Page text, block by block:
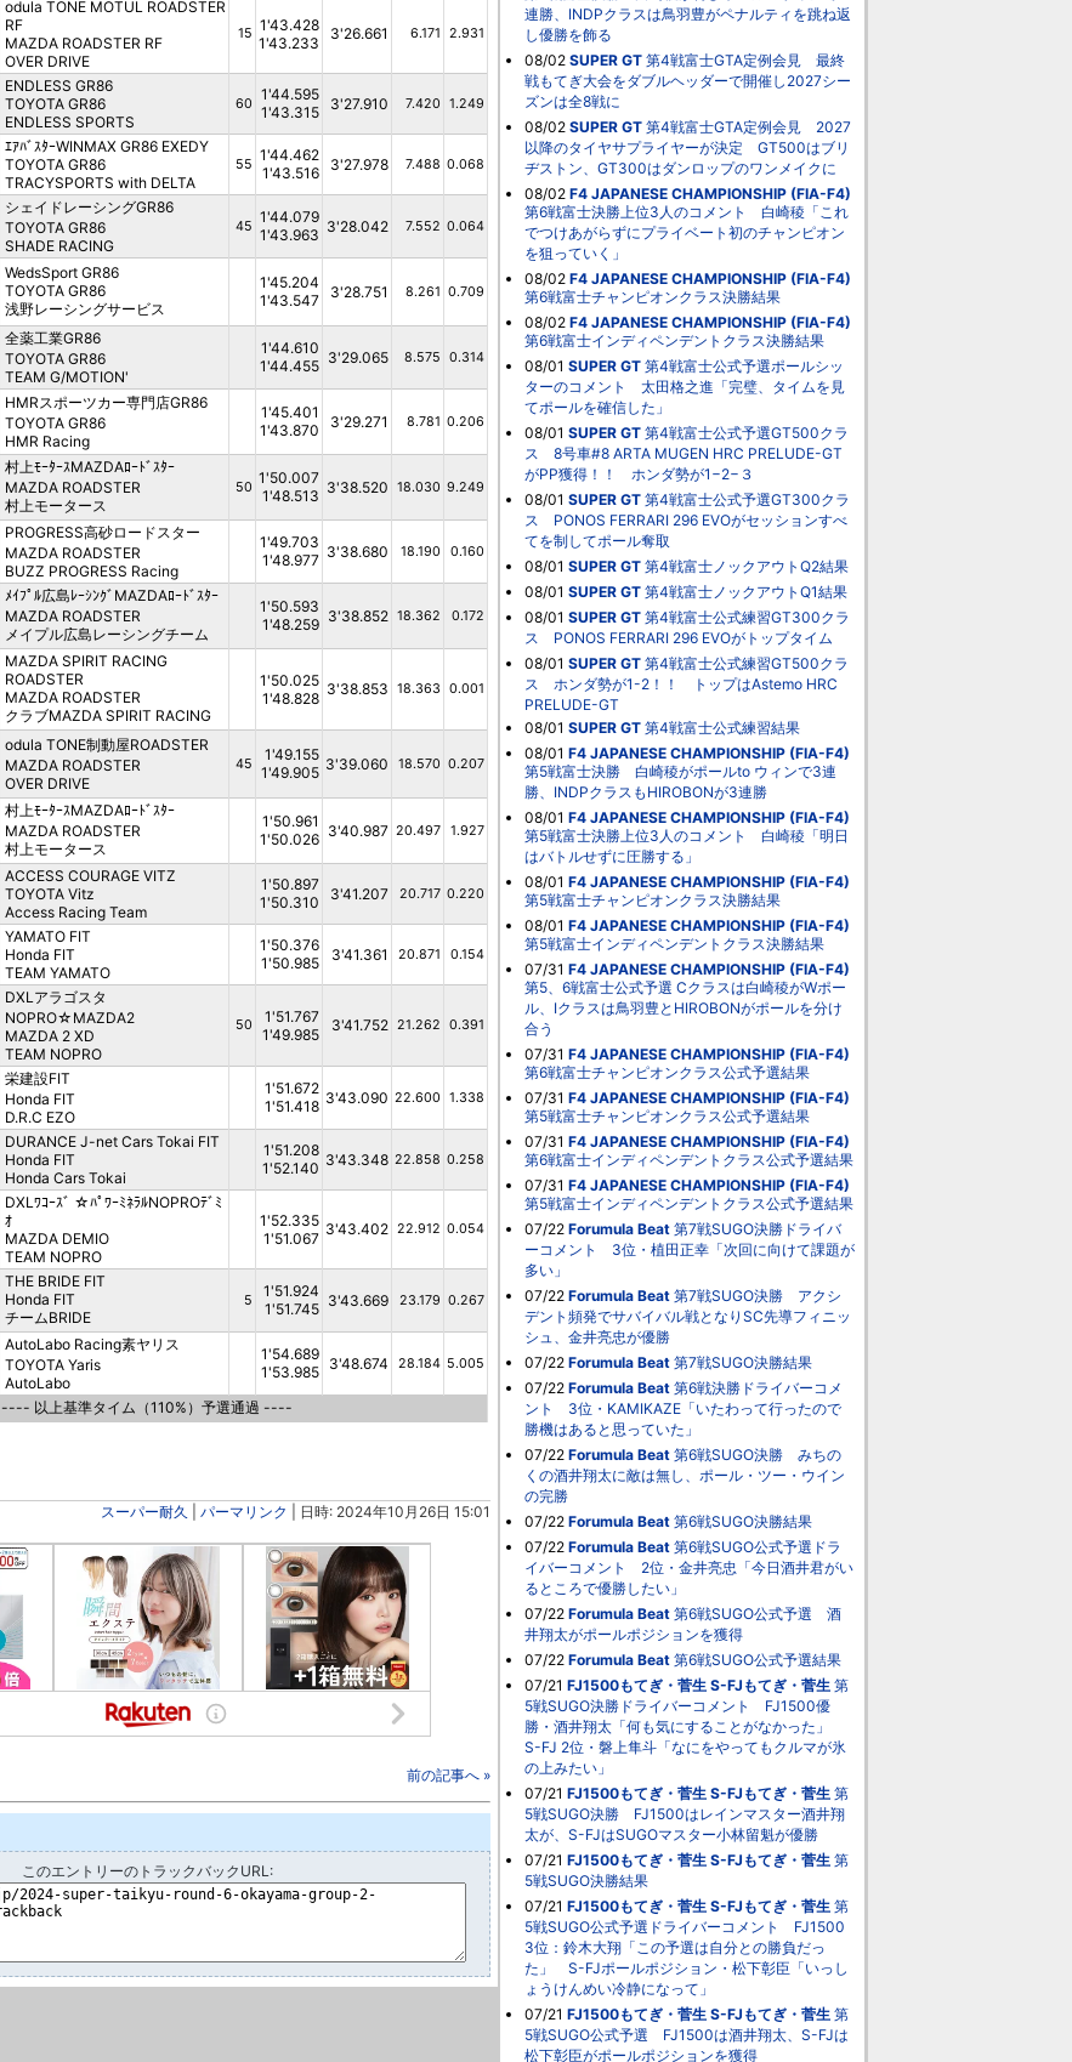
odula TONE MOTUL ROADSTER
RF
MAZDA ROADSTER RF
OVER DRIVE
15 1'43.428
1'43.233
3'26.661 6.171 2.931
ENDLESS GR86
TOYOTA GR86
ENDLESS SPORTS
60
1'44.595
1'43.315
3'27.910 7.420 1.249
ｴｱﾊﾞｽﾀｰWINMAX GR86 EXEDY
TOYOTA GR86
TRACYSPORTS with DELTA
55
1'44.462
1'43.516
3'27.978 7.488 0.068
シェイドレーシングGR86
TOYOTA GR86
SHADE RACING
45
1'44.079
1'43.963 3'28.042 7.552 0.064
WedsSport GR86
TOYOTA GR86
浅野レーシングサービス
1'45.204
1'43.547
3'28.751 8.261 0.709
全薬工業GR86
TOYOTA GR86
TEAM G/MOTION'
1'44.610
1'44.455 3'29.065 8.575 0.314
HMRスポーツカー専門店GR86
TOYOTA GR86
HMR Racing
1'45.401
1'43.870
3'29.271 8.781 0.206
村上ﾓｰﾀｰｽMAZDAﾛｰﾄﾞｽﾀｰ
MAZDA ROADSTER
村上モータース
50
1'50.007
1'48.513 3'38.520 18.030 9.249
PROGRESS高砂ロードスター
MAZDA ROADSTER
BUZZ PROGRESS Racing
1'49.703
1'48.977 3'38.680 18.190 0.160
ﾒｲﾌﾟﾙ広島ﾚｰｼﾝｸﾞMAZDAﾛｰﾄﾞｽﾀｰ
MAZDA ROADSTER
メイプル広島レーシングチーム
1'50.593
1'48.259 3'38.852 18.362 0.172
MAZDA SPIRIT RACING
ROADSTER
MAZDA ROADSTER
クラブMAZDA SPIRIT RACING
1'50.025
1'48.828
3'38.853 18.363 0.001
odula TONE制動屋ROADSTER
MAZDA ROADSTER
OVER DRIVE
45
1'49.155
1'49.905 3'39.060 18.570 0.207
村上ﾓｰﾀｰｽMAZDAﾛｰﾄﾞｽﾀｰ
MAZDA ROADSTER
村上モータース
1'50.961
1'50.026 3'40.987 20.497 1.927
ACCESS COURAGE VITZ
TOYOTA Vitz
Access Racing Team
1'50.897
1'50.310
3'41.207 20.717 0.220
YAMATO FIT
Honda FIT
TEAM YAMATO
1'50.376
1'50.985
3'41.361 20.871 0.154
DXLアラゴスタ
NOPRO☆MAZDA2
MAZDA 2 XD
TEAM NOPRO
50
1'51.767
1'49.985
3'41.752 21.262 0.391
栄建設FIT
Honda FIT
D.R.C EZO
1'51.672
1'51.418 3'43.090 22.600 1.338
DURANCE J-net Cars Tokai FIT
Honda FIT
Honda Cars Tokai
1'51.208
1'52.140 3'43.348 22.858 0.258
DXLﾜｺｰｽﾞ ☆ﾊﾟﾜｰﾐﾈﾗﾙNOPROﾃﾞﾐ
ｵ
MAZDA DEMIO
TEAM NOPRO
1'52.335
1'51.067
3'43.402 22.912 0.054
THE BRIDE FIT
Honda FIT
チームBRIDE
5
1'51.924
1'51.745 3'43.669 23.179 0.267
AutoLabo Racing素ヤリス
TOYOTA Yaris
AutoLabo
1'54.689
1'53.985 3'48.674 28.184 5.005
---- 以上基準タイム（110%）予選通過 ----
スーパー耐久 パーマリンク | 日時: 2024年10月26日 15:01
前の記事へ »
このエントリーのトラックバックURL:
連勝、INDPクラスは鳥羽豊がペナルティを跳ね返
し優勝を飾る
08/02 SUPER GT 第4戦富士GTA定例会見 最終
戦もてぎ大会をダブルヘッダーで開催し2027シー
ズンは全8戦に
08/02 SUPER GT 第4戦富士GTA定例会見 2027
以降のタイヤサプライヤーが決定 GT500はブリ
ヂストン、GT300はダンロップのワンメイクに
08/02 F4 JAPANESE CHAMPIONSHIP (FIA-F4)
第6戦富士決勝上位3人のコメント 白崎稜「これ
でつけあがらずにプライベート初のチャンピオン
を狙っていく」
08/02 F4 JAPANESE CHAMPIONSHIP (FIA-F4)
第6戦富士チャンピオンクラス決勝結果
08/02 F4 JAPANESE CHAMPIONSHIP (FIA-F4)
第6戦富士インディペンデントクラス決勝結果
08/01 SUPER GT 第4戦富士公式予選ポールシッ
ターのコメント 太田格之進「完璧、タイムを見
てポールを確信した」
08/01 SUPER GT 第4戦富士公式予選GT500クラ
ス 8号車#8 ARTA MUGEN HRC PRELUDE-GT
がPP獲得！！ ホンダ勢が1−2−３
08/01 SUPER GT 第4戦富士公式予選GT300クラ
ス PONOS FERRARI 296 EVOがセッションすべ
てを制してポール奪取
08/01 SUPER GT 第4戦富士ノックアウトQ2結果
08/01 SUPER GT 第4戦富士ノックアウトQ1結果
08/01 SUPER GT 第4戦富士公式練習GT300クラ
ス PONOS FERRARI 296 EVOがトップタイム
08/01 SUPER GT 第4戦富士公式練習GT500クラ
ス ホンダ勢が1-2！！ トップはAstemo HRC
PRELUDE-GT
08/01 SUPER GT 第4戦富士公式練習結果
08/01 F4 JAPANESE CHAMPIONSHIP (FIA-F4)
第5戦富士決勝 白崎稜がポールto ウィンで3連
勝、INDPクラスもHIROBONが3連勝
08/01 F4 JAPANESE CHAMPIONSHIP (FIA-F4)
第5戦富士決勝上位3人のコメント 白崎稜「明日
はバトルせずに圧勝する」
08/01 F4 JAPANESE CHAMPIONSHIP (FIA-F4)
第5戦富士チャンピオンクラス決勝結果
08/01 F4 JAPANESE CHAMPIONSHIP (FIA-F4)
第5戦富士インディペンデントクラス決勝結果
07/31 F4 JAPANESE CHAMPIONSHIP (FIA-F4)
第5、6戦富士公式予選 Cクラスは白崎稜がWポー
ル、Iクラスは鳥羽豊とHIROBONがポールを分け
合う
07/31 F4 JAPANESE CHAMPIONSHIP (FIA-F4)
第6戦富士チャンピオンクラス公式予選結果
07/31 F4 JAPANESE CHAMPIONSHIP (FIA-F4)
第5戦富士チャンピオンクラス公式予選結果
07/31 F4 JAPANESE CHAMPIONSHIP (FIA-F4)
第6戦富士インディペンデントクラス公式予選結果
07/31 F4 JAPANESE CHAMPIONSHIP (FIA-F4)
第5戦富士インディペンデントクラス公式予選結果
07/22 Forumula Beat 第7戦SUGO決勝ドライバ
ーコメント 3位・植田正幸「次回に向けて課題が
多い」
07/22 Forumula Beat 第7戦SUGO決勝 アクシ
デント頻発でサバイバル戦となりSC先導フィニッ
シュ、金井亮忠が優勝
07/22 Forumula Beat 第7戦SUGO決勝結果
07/22 Forumula Beat 第6戦決勝ドライバーコメ
ント 3位・KAMIKAZE「いたわって行ったので
勝機はあると思っていた」
07/22 Forumula Beat 第6戦SUGO決勝 みちの
くの酒井翔太に敵は無し、ポール・ツー・ウイン
の完勝
07/22 Forumula Beat 第6戦SUGO決勝結果
07/22 Forumula Beat 第6戦SUGO公式予選ドラ
イバーコメント 2位・金井亮忠「今日酒井君がい
るところで優勝したい」
07/22 Forumula Beat 第6戦SUGO公式予選 酒
井翔太がポールポジションを獲得
07/22 Forumula Beat 第6戦SUGO公式予選結果
07/21 FJ1500もてぎ・菅生 S-FJもてぎ・菅生 第
5戦SUGO決勝ドライバーコメント FJ1500優
勝・酒井翔太「何も気にすることがなかった」
S-FJ 2位・磐上隼斗「なにをやってもクルマが氷
の上みたい」
07/21 FJ1500もてぎ・菅生 S-FJもてぎ・菅生 第
5戦SUGO決勝 FJ1500はレインマスター酒井翔
太が、S-FJはSUGOマスター小林留魁が優勝
07/21 FJ1500もてぎ・菅生 S-FJもてぎ・菅生 第
5戦SUGO決勝結果
07/21 FJ1500もてぎ・菅生 S-FJもてぎ・菅生 第
5戦SUGO公式予選ドライバーコメント FJ1500
3位：鈴木大翔「この予選は自分との勝負だっ
た」 S-FJポールポジション・松下彰臣「いっし
ょうけんめい冷静になって」
07/21 FJ1500もてぎ・菅生 S-FJもてぎ・菅生 第
5戦SUGO公式予選 FJ1500は酒井翔太、S-FJは
松下彰臣がポールポジションを獲得